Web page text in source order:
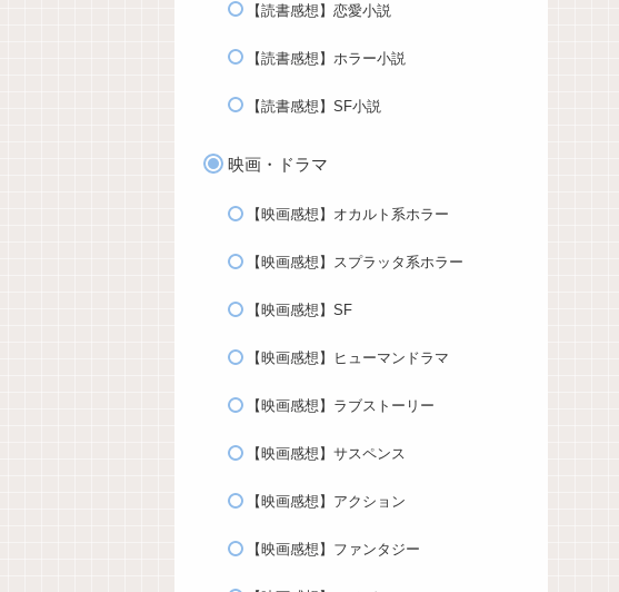
【読書感想】恋愛小説
【読書感想】ホラー小説
【読書感想】SF小説
映画・ドラマ
【映画感想】オカルト系ホラー
【映画感想】スプラッタ系ホラー
【映画感想】SF
【映画感想】ヒューマンドラマ
【映画感想】ラブストーリー
【映画感想】サスペンス
【映画感想】アクション
【映画感想】ファンタジー